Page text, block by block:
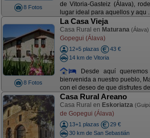
8 Fotos
de Vitoria-Gasteiz (Álava),
lugar ideal para aquellos y aqu
8 Fotos
La Casa Vieja
Casa Rural en Maturana (Álava)
Gopegui (Álava)
12+5 plazas
43 €
14 km de Vitoria
Desde aquí
bienvenida a nuestro pueblo,
con el deseo de que disfrutes
Casa Rural Areano
Casa Rural en Eskoriatza
de Gopegui (Álava)
13+1 plazas
29 €
30 km de San Sebastián